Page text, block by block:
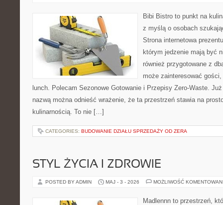
Bibi Bistro to punkt na
z myślą o osobach
Strona internetowa
którym jedzenie mają być
również przygotowane z
może zainteresować
lunch. Polecam Sezonowe Gotowanie i Przepisy Zero-Waste.
nazwą można odnieść wrażenie, że ta przestrzeń stawia na
kulinarnością. To nie […]
CATEGORIES: BUDOWANIE DZIAŁU SPRZEDAŻY OD ZERA
STYL ŻYCIA I ZDROWIE
POSTED BY ADMIN MAJ - 3 - 2026 MOŻLIWOŚĆ
Madlennn to przestrzeń,